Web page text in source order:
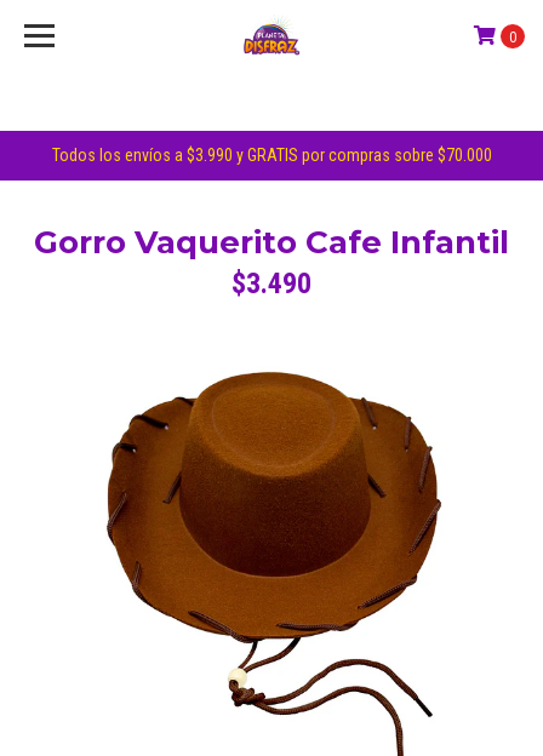
Todos los envíos a $3.990 y GRATIS por compras sobre $70.000
0
Gorro Vaquerito Cafe Infantil
$3.490